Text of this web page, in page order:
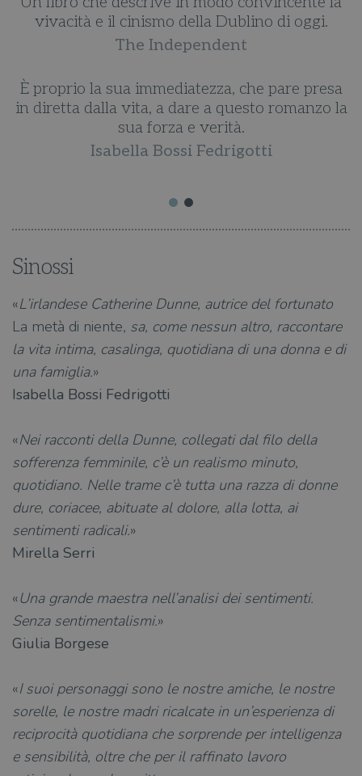
vivacità e il cinismo della Dublino di oggi.
The Independent
È proprio la sua immediatezza, che pare presa
in diretta dalla vita, a dare a questo romanzo la
sua forza e verità.
Isabella Bossi Fedrigotti
Sinossi
«L’irlandese Catherine Dunne, autrice del fortunato
La metà di niente, sa, come nessun altro, raccontare
la vita intima, casalinga, quotidiana di una donna e di
una famiglia.»
Isabella Bossi Fedrigotti
«Nei racconti della Dunne, collegati dal filo della
sofferenza femminile, c’è un realismo minuto,
quotidiano. Nelle trame c’è tutta una razza di donne
dure, coriacee, abituate al dolore, alla lotta, ai
sentimenti radicali.»
Mirella Serri
«Una grande maestra nell’analisi dei sentimenti.
Senza sentimentalismi.»
Giulia Borgese
«I suoi personaggi sono le nostre amiche, le nostre
sorelle, le nostre madri ricalcate in un’esperienza di
reciprocità quotidiana che sorprende per intelligenza
e sensibilità, oltre che per il raffinato lavoro